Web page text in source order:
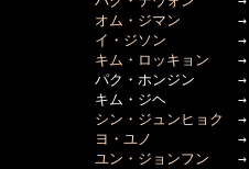
オム・ジマン →　人
イ・ジソン →　人
キム・ロッキョン →　
パク・ホンジン　　　→　
キム・ジヘ　　　　　→　
シン・ジュンヒョク
→
ヨ・ユノ
→　人民
ユン・ジョンフン →　